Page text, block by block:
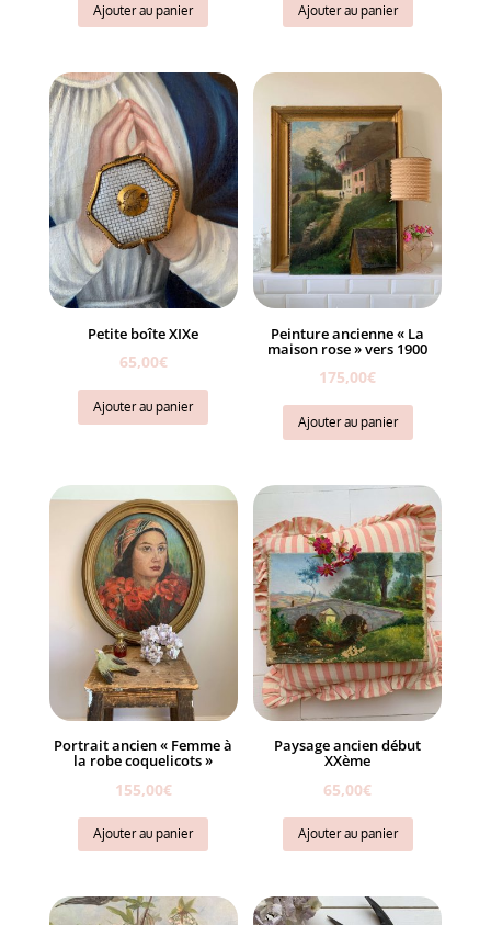
Ajouter au panier Ajouter au panier
Petite boîte XIXe
65,00€
Ajouter au panier
Peinture ancienne « La
maison rose » vers 1900
175,00€
Ajouter au panier
Portrait ancien « Femme à
la robe coquelicots »
155,00€
Ajouter au panier
Paysage ancien début
XXème
65,00€
Ajouter au panier